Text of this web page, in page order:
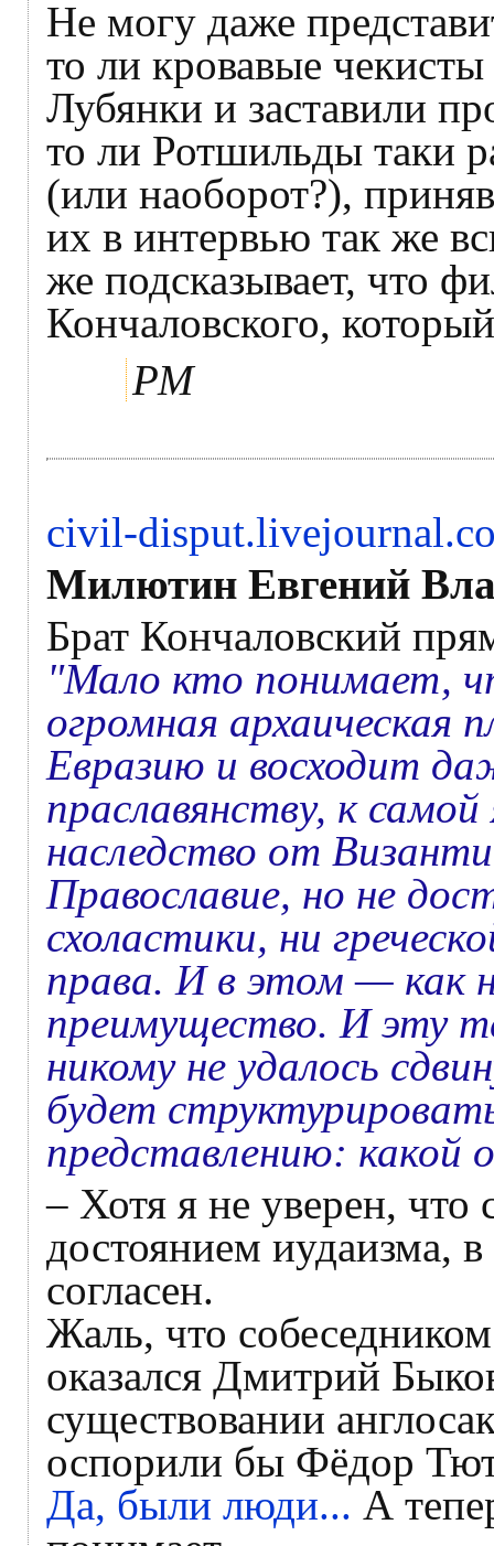
Не могу даже
то ли кровавые
Лубянки и заставили
то ли Ротшильды таки
(или наоборот?),
их в интервью так же
же подсказывает, что
Кончаловского,
РМ
civil-
Милютин Евгений
Брат Кончаловский
"Мало кто понимает,
огромная
Евразию и восходит
праславянству, к
наследство от
Православие, но не
схоластики, ни
права. И в этом — как
преимущество. И эту
никому не удалось
будет
представлению:
– Хотя я не уверен, что
достоянием иудаизма,
согласен.
Жаль, что
оказался Дмитрий
существовании
оспорили бы Фёдор
Да, были люди... А